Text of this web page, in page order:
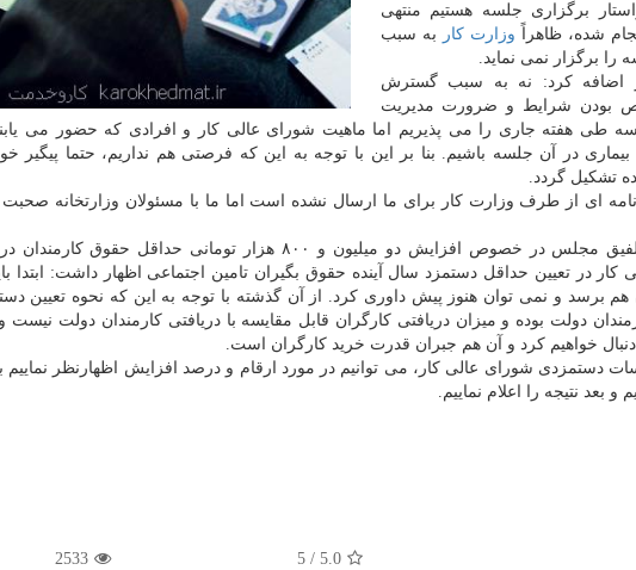
برگزاری جلسه هستیم منتهی
شده، ظاهراً وزارت كار
به سبب
را برگزار نمی نماید.
اضافه كرد: نه به سبب گسترش
بودن شرایط و ضرورت مدیریت
طی هفته جاری را می پذیریم اما ماهیت شورای عالی كار و افرادی كه حضور می
در آن جلسه باشیم. بنا بر این با توجه به این كه فرصتی هم نداریم، حتما پیگیر
تشكیل گردد.
ای از طرف وزارت كار برای ما ارسال نشده است اما ما با مسئولان وزارتخانه صحبت و
خدایی درباره تصمیم كمیسیون تلفیق مجلس در خصوص افزایش دو میلیون و ۸۰۰ هزار تومانی
كار در تعیین حداقل دستمزد سال آینده حقوق بگیران تامین اجتماعی اظهار داشت: ابتدا
هم برسد و نمی توان هنوز پیش داوری كرد. از آن گذشته با توجه به این كه نحوه تعیین
دولت بوده و میزان دریافتی كارگران قابل مقایسه با دریافتی كارمندان دولت
دنبال خواهیم كرد و آن هم جبران قدرت خرید كارگران است.
شورای عالی كار، می توانیم در مورد ارقام و درصد افزایش اظهارنظر نماییم
بعد نتیجه را اعلام نماییم.
5.0
/ 5
2533